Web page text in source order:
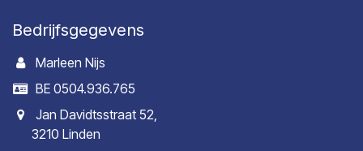
Bedrijfsgegevens
Marleen Nijs
BE 0504.936.765
Jan Davidtsstraat 52,
3210 Linden